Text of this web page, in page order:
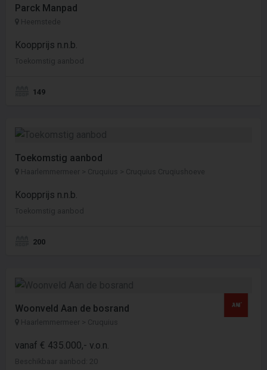
Parck Manpad
Heemstede
Koopprijs n.n.b.
Toekomstig aanbod
149
Toekomstig aanbod
Haarlemmermeer > Cruquius > Cruquius Cruqiushoeve
Koopprijs n.n.b.
Toekomstig aanbod
200
Woonveld Aan de bosrand
Haarlemmermeer > Cruquius
vanaf € 435.000,- v.o.n.
Beschikbaar aanbod: 20